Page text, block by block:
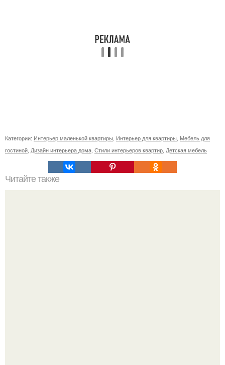
Категории: Интерьер маленькой квартиры Интерьер для квартиры Мебель для
гостиной Дизайн интерьера дома Стили интерьеров квартир Детская мебель
Читайте также